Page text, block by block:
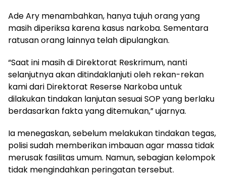
Ade Ary menambahkan, hanya tujuh orang yang
masih diperiksa karena kasus narkoba. Sementara
ratusan orang lainnya telah dipulangkan.
“Saat ini masih di Direktorat Reskrimum, nanti
selanjutnya akan ditindaklanjuti oleh rekan-rekan
kami dari Direktorat Reserse Narkoba untuk
dilakukan tindakan lanjutan sesuai SOP yang berlaku
berdasarkan fakta yang ditemukan,” ujarnya.
Ia menegaskan, sebelum melakukan tindakan tegas,
polisi sudah memberikan imbauan agar massa tidak
merusak fasilitas umum. Namun, sebagian kelompok
tidak mengindahkan peringatan tersebut.